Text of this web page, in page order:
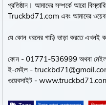
প্রতিষ্ঠান। আমাদের সম্পর্কে আরো
Truckbd71.com এবং আমাদের
যে কোন ধরনের গাড়ি ভাড়া করতে
ফোন - 01771-536999 অথবা মেইল
ই-মেইল -
ওয়েবসাইট -